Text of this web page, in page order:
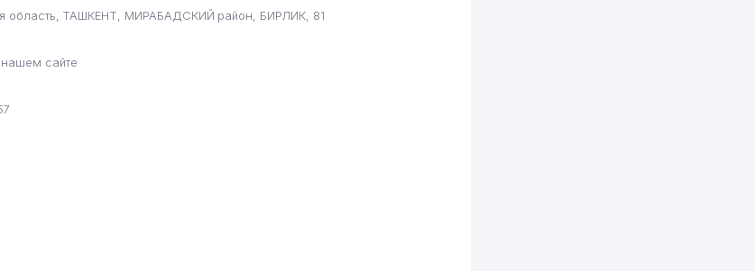
область, ТАШКЕНТ, МИРАБАДСКИЙ район, БИРЛИК, 81
нашем сайте